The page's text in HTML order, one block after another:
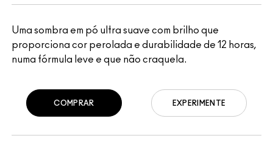
Uma sombra em pó ultra suave com brilho que
proporciona cor perolada e durabilidade de 12 horas,
numa fórmula leve e que não craquela.
EXPERIMENTE
COMPRAR